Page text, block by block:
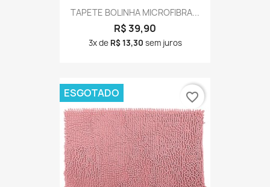
TAPETE BOLINHA MICROFIBRA...
R$ 39,90
3x de R$ 13,30 sem juros
ESGOTADO favorite_border